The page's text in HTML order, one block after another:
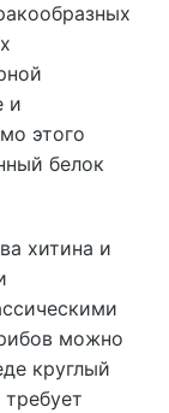
и
этого
белок
хитина и
можно
круглый